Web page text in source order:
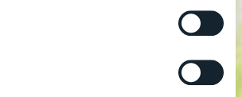
sind, wie du uns kontaktieren
wir personenbezogene Daten